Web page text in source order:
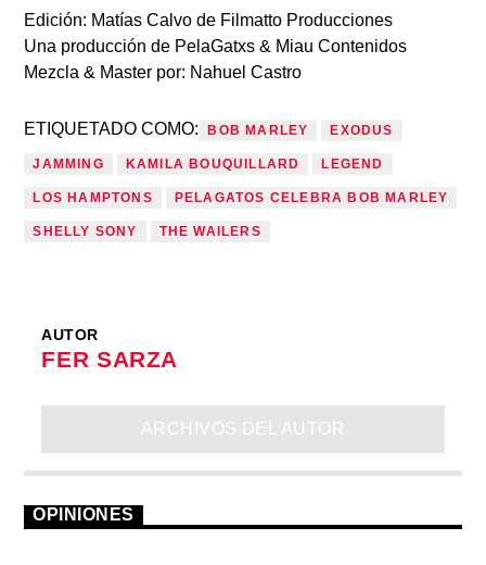
Edición: Matías Calvo de Filmatto Producciones
Una producción de PelaGatxs & Miau Contenidos
Mezcla & Master por: Nahuel Castro
ETIQUETADO COMO: BOB MARLEY EXODUS
JAMMING KAMILA BOUQUILLARD LEGEND
LOS HAMPTONS PELAGATOS CELEBRA BOB MARLEY
SHELLY SONY THE WAILERS
AUTOR
FER SARZA
ARCHIVOS DEL AUTOR
OPINIONES